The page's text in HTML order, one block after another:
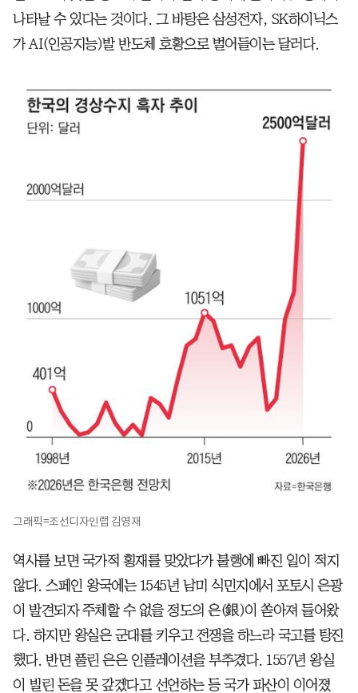
나타날 수 있다는 것이다. 그 바탕은 삼성전자, SK하이닉스
가 AI(인공지능)발 반도체 호황으로 벌어들이는 달러다.
그래픽=조선디자인랩 김영재
역사를 보면 국가적 횡재를 맞았다가 불행에 빠진 일이 적지
않다. 스페인 왕국에는 1545년 남미 식민지에서 포토시 은광
이 발견되자 주체할 수 없을 정도의 은(銀)이 쏟아져 들어왔
다. 하지만 왕실은 군대를 키우고 전쟁을 하느라 국고를 탕진
했다. 반면 풀린 은은 인플레이션을 부추겼다. 1557년 왕실
이 빌린 돈을 못 갚겠다고 선언하는 등 국가 파산이 이어졌